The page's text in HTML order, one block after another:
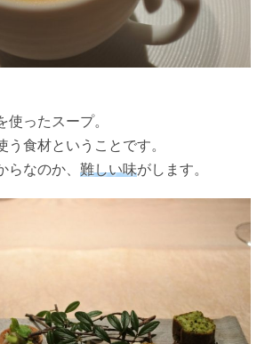
使ったスープ。
う食材ということです。
らなのか、 難しい味がします。